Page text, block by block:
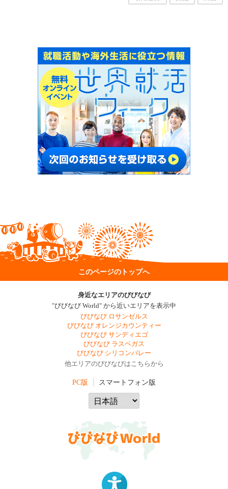
このページのトップへ
身近なエリアのびびなび
"びびなび World" から近いエリアを表示中
びびなび ロサンゼルス
びびなび オレンジカウンティー
びびなび サンディエゴ
びびなび ラスベガス
びびなび シリコンバレー
他エリアのびびなびはこちらから
PC版 スマートフォン版